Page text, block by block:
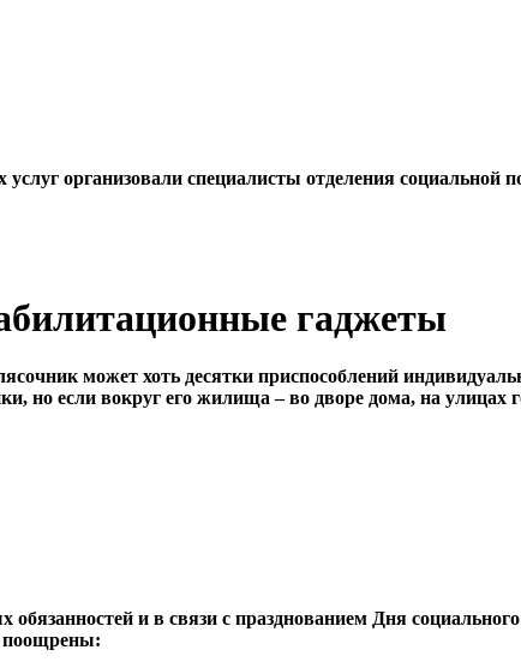
услуг организовали специалисты отделения
гаджеты
может хоть десятки приспособлений
но если вокруг его жилища – во дворе дома, на улицах
обязанностей и в связи с празднованием Дня
поощрены: